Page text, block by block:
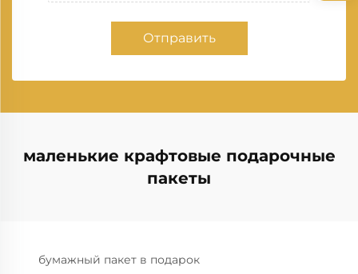
Отправить
маленькие крафтовые подарочные
пакеты
бумажный пакет в подарок